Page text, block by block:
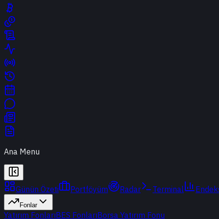
Ana Menu
Günün Özeti Portföyüm Radar Terminal
Fonlar
Yatırım FonlarıBES FonlarıBorsa Yatırım Fonu